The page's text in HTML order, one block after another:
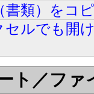
類）をコ
ルでも開
ト／ファ